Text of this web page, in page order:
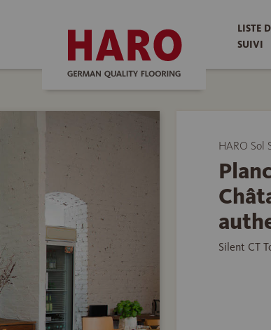
LISTE
SUIVI
HARO Sol
Silent CT